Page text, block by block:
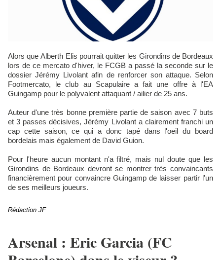
Alors que Alberth Elis pourrait quitter les Girondins de Bordeaux
lors de ce mercato d'hiver, le FCGB a passé la seconde sur le
dossier Jérémy Livolant afin de renforcer son attaque. Selon
Footmercato, le club au Scapulaire a fait une offre à l'EA
Guingamp pour le polyvalent attaquant / ailier de 25 ans.
Auteur d'une très bonne première partie de saison avec 7 buts
et 3 passes décisives, Jérémy Livolant a clairement franchi un
cap cette saison, ce qui a donc tapé dans l'oeil du board
bordelais mais également de David Guion.
Pour l'heure aucun montant n'a filtré, mais nul doute que les
Girondins de Bordeaux devront se montrer très convaincants
financièrement pour convaincre Guingamp de laisser partir l'un
de ses meilleurs joueurs.
Rédaction JF
Arsenal : Eric Garcia (FC